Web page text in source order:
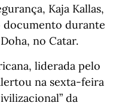
Kaja Kallas,
documento durante
no Catar.
liderada pelo
na sexta-feira
da